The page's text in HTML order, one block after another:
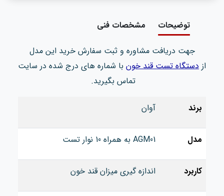
توضیحات مشخصات فنی
جهت دریافت مشاوره و ثبت سفارش خرید این مدل
از دستگاه تست قند خون با شماره های درج شده در سایت
تماس بگیرید.
برند آوان
مدل AGM01 به همراه 10 نوار تست
کاربرد اندازه گیری میزان قند خون